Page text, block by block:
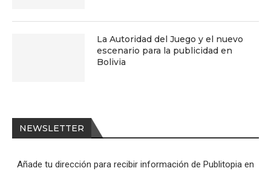
La Autoridad del Juego y el nuevo
escenario para la publicidad en
Bolivia
NEWSLETTER
Añade tu dirección para recibir información de Publitopia en